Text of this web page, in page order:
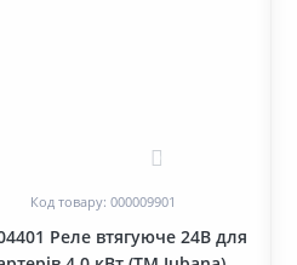
Код товару: 000009901
Реле втягуюче 24В для